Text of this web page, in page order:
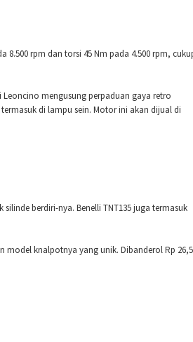
8.500 rpm dan torsi 45 Nm pada 4.500 rpm,
mengusung perpaduan gaya retro
di lampu sein. Motor ini akan dijual di
berdiri-nya. Benelli TNT135 juga termasuk
knalpotnya yang unik. Dibanderol Rp 26,5